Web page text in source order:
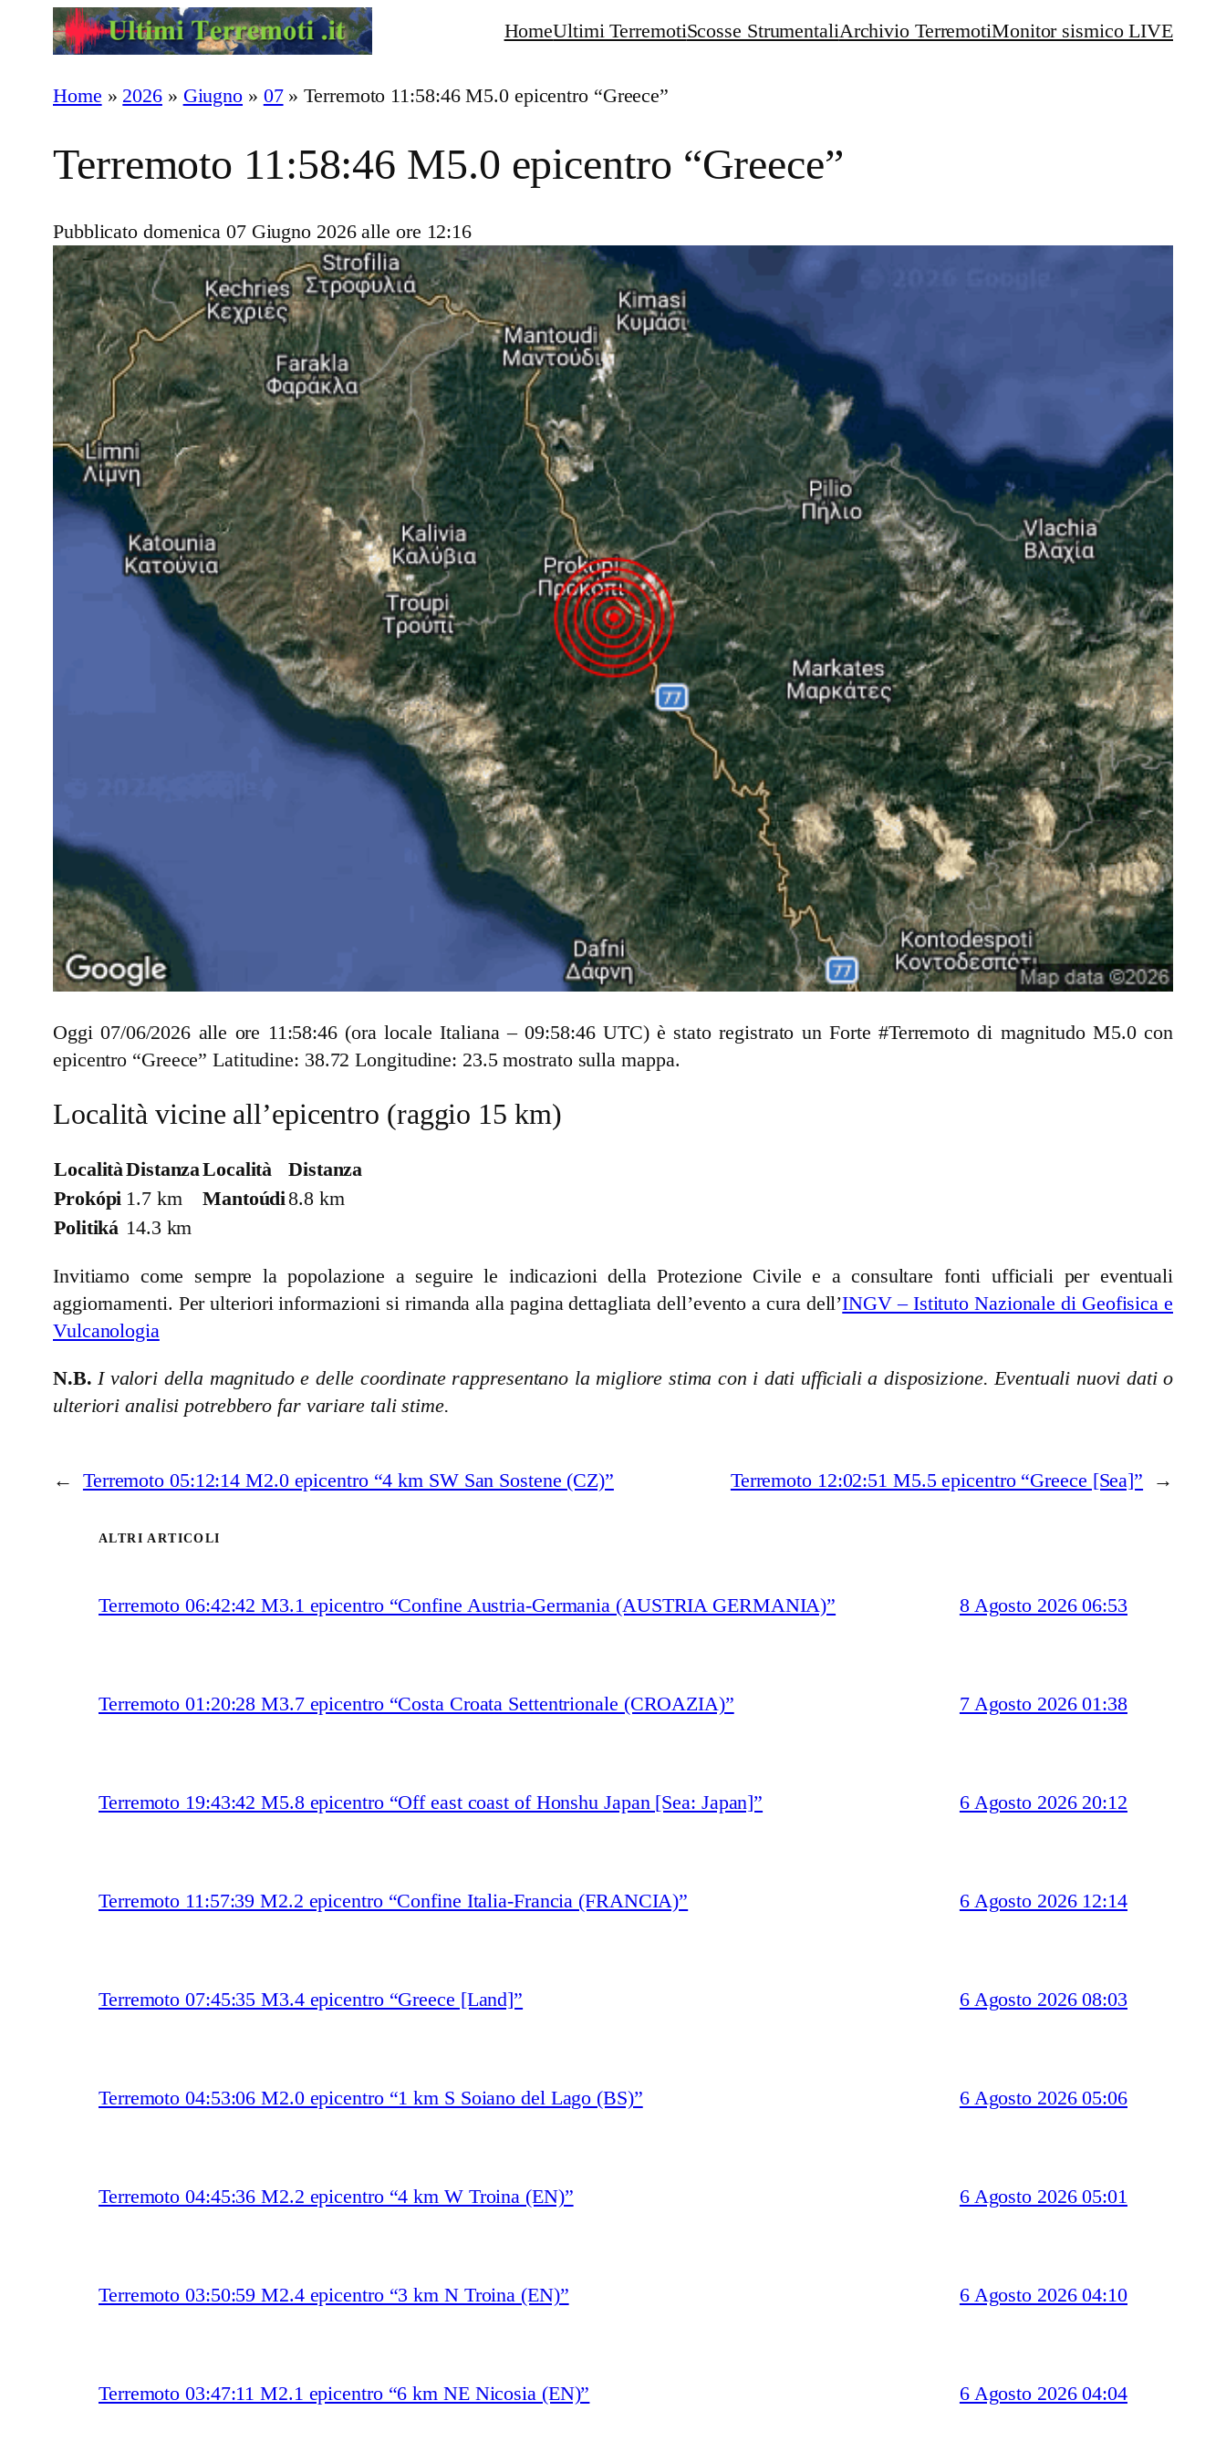
HomeUltimi TerremotiScosse StrumentaliArchivio TerremotiMonitor sismico LIVE
Home » 2026» Giugno » 07»Terremoto 11:58:46 M5.0 epicentro “Greece”
Terremoto 11:58:46 M5.0 epicentro “Greece”
Pubblicato domenica 07 Giugno 2026 alle ore 12:16
Oggi 07/06/2026 alle ore 11:58:46 (ora locale Italiana – 09:58:46 UTC) è stato registrato un Forte #Terremoto di magnitudo M5.0 con
epicentro “Greece” Latitudine: 38.72 Longitudine: 23.5 mostrato sulla mappa.
Località vicine all’epicentro (raggio 15 km)
LocalitàDistanzaLocalità
Distanza
Prokópi 1.7 km Mantoúdi8.8 km
Politiká 14.3 km
Invitiamo come sempre la popolazione a seguire le indicazioni della Protezione Civile e a consultare fonti ufficiali per eventuali
aggiornamenti. Per ulteriori informazioni si rimanda alla pagina dettagliata dell’evento a cura dell’INGV – Istituto Nazionale di Geofisica e
Vulcanologia
N.B. I valori della magnitudo e delle coordinate rappresentano la migliore stima con i dati ufficiali a disposizione. Eventuali nuovi dati o
ulteriori analisi potrebbero far variare tali stime.
← Terremoto 05:12:14 M2.0 epicentro “4 km SW San Sostene (CZ)” Terremoto 12:02:51 M5.5 epicentro “Greece [Sea]” →
ALTRI ARTICOLI
Terremoto 06:42:42 M3.1 epicentro “Confine Austria-Germania (AUSTRIA GERMANIA)” 8 Agosto 2026 06:53
Terremoto 01:20:28 M3.7 epicentro “Costa Croata Settentrionale (CROAZIA)” 7 Agosto 2026 01:38
Terremoto 19:43:42 M5.8 epicentro “Off east coast of Honshu Japan [Sea: Japan]” 6 Agosto 2026 20:12
Terremoto 11:57:39 M2.2 epicentro “Confine Italia-Francia (FRANCIA)” 6 Agosto 2026 12:14
Terremoto 07:45:35 M3.4 epicentro “Greece [Land]” 6 Agosto 2026 08:03
Terremoto 04:53:06 M2.0 epicentro “1 km S Soiano del Lago (BS)” 6 Agosto 2026 05:06
Terremoto 04:45:36 M2.2 epicentro “4 km W Troina (EN)” 6 Agosto 2026 05:01
Terremoto 03:50:59 M2.4 epicentro “3 km N Troina (EN)” 6 Agosto 2026 04:10
Terremoto 03:47:11 M2.1 epicentro “6 km NE Nicosia (EN)” 6 Agosto 2026 04:04